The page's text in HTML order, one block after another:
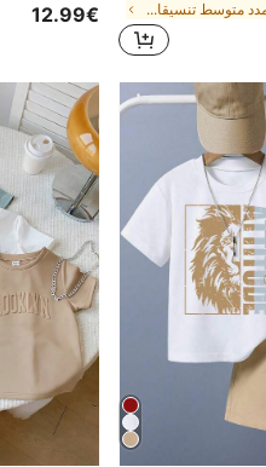
في تمدد متوسط تنسيقات تي شيرت للأولاد في سن ما قبل 12.99€